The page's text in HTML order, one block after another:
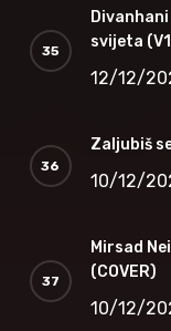
svijeta
12/12/
Zaljubiš
10/12/
Mirsad
(COVER)
10/12/